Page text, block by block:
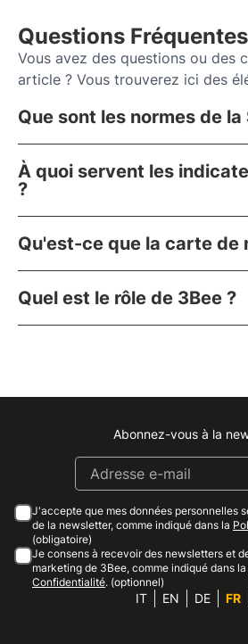
Questions Fréquentes
Vous avez des questions ou des
article ? Vous trouverez ici des
Que sont les normes de la
À quoi servent les
?
Qu'est-ce que la carte de
Quel est le rôle de 3Bee ?
Abonnez-vous à la
J'accepte que mes données personnelles
de la newsletter, comme indiqué dans la
(obligatoire)
Je consens à recevoir des newsletters et
marketing de 3Bee, comme indiqué dans la
Confidentialité. (optionnel)
IT EN DE FR